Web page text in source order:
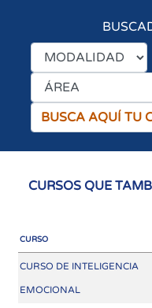
CURSOS QUE
CURSO
CURSO DE INTELIGENCIA
EMOCIONAL